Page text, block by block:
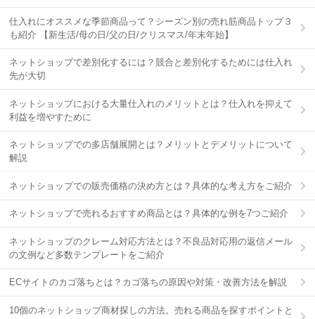
仕入れにオススメな季節商品って？シーズン別の売れ筋商品トップ３
も紹介 【新生活/母の日/父の日/クリスマス/年末年始】
ネットショップで差別化するには？競合と差別化するためには仕入れ
先が大切
ネットショップにおける大量仕入れのメリットとは？仕入れを抑えて
利益を増やすために
ネットショップでの多店舗展開とは？メリットとデメリットについて
解説
ネットショップでの販売価格の決め方とは？具体的な考え方をご紹介
ネットショップで売れるおすすめ商品とは？具体的な例を7つご紹介
ネットショップのクレーム対応方法とは？不良品対応用の返信メール
の文例など多数テンプレートをご紹介
ECサイトのカゴ落ちとは？カゴ落ちの原因や対策・改善方法を解説
10個のネットショップ商材探しの方法。売れる商品を探すポイントと